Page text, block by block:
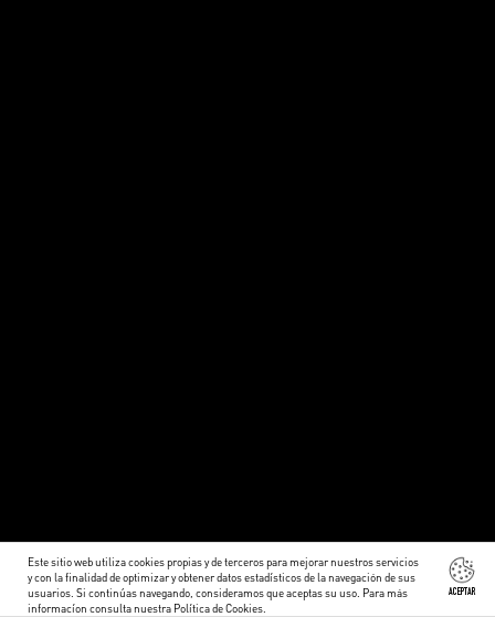
Este sitio web utiliza cookies propias y de terceros para mejorar nuestros servicios
y con la finalidad de optimizar y obtener datos estadísticos de la navegación de sus
usuarios. Si continúas navegando, consideramos que aceptas su uso. Para más
informacíon consulta nuestra Política de Cookies
ACEPTAR